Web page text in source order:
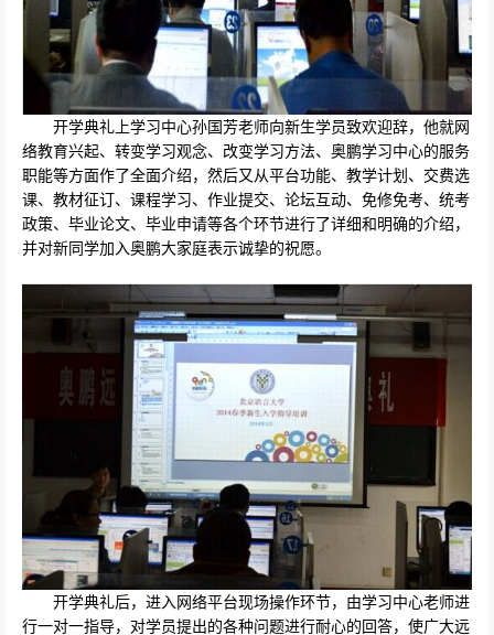
开学典礼上学习中心孙国芳老师向新生学员致欢迎辞，他就网
络教育兴起、转变学习观念、改变学习方法、奥鹏学习中心的服务
职能等方面作了全面介绍，然后又从平台功能、教学计划、交费选
课、教材征订、课程学习、作业提交、论坛互动、免修免考、统考
政策、毕业论文、毕业申请等各个环节进行了详细和明确的介绍，
并对新同学加入奥鹏大家庭表示诚挚的祝愿。
开学典礼后，进入网络平台现场操作环节，由学习中心老师进
行一对一指导，对学员提出的各种问题进行耐心的回答，使广大远